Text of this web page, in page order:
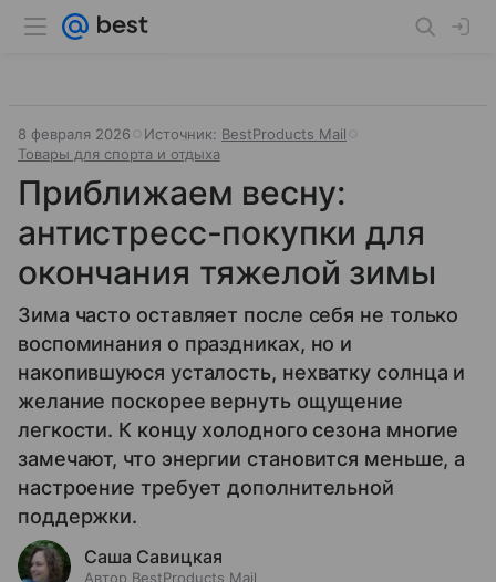
8 февраля 2026 Источник: BestProducts Mail
Товары для спорта и отдыха
Приближаем весну:
антистресс-покупки для
окончания тяжелой зимы
Зима часто оставляет после себя не только
воспоминания о праздниках, но и
накопившуюся усталость, нехватку солнца и
желание поскорее вернуть ощущение
легкости. К концу холодного сезона многие
замечают, что энергии становится меньше, а
настроение требует дополнительной
поддержки.
Саша Савицкая
Автор BestProducts Mail